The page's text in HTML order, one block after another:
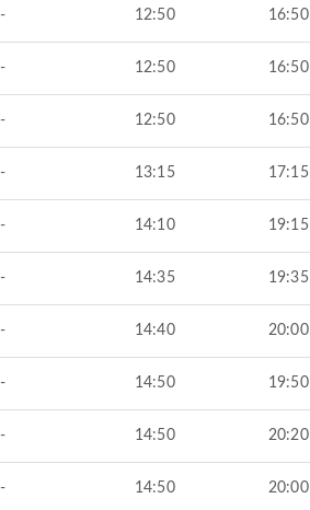
- 12:50 16:50
- 12:50 16:50
- 12:50 16:50
- 13:15 17:15
- 14:10 19:15
- 14:35 19:35
- 14:40 20:00
- 14:50 19:50
- 14:50 20:20
- 14:50 20:00